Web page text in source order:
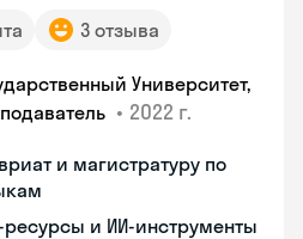
3 отзыва
Университет,
• 2022 г.
и магистратуру по
ресурсы и ИИ-инструменты